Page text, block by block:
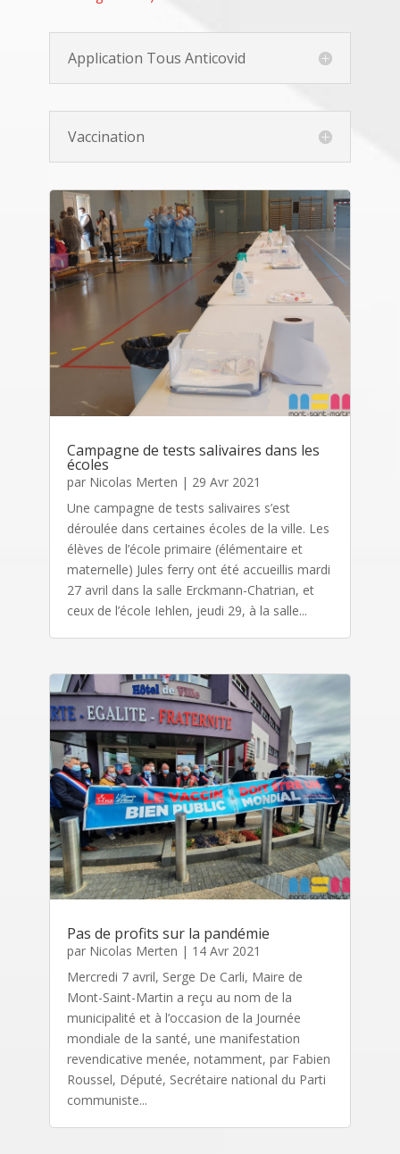
Application Tous Anticovid
Vaccination
Campagne de tests salivaires dans les
écoles
par Nicolas Merten | 29 Avr 2021
Une campagne de tests salivaires s’est
déroulée dans certaines écoles de la ville. Les
élèves de l’école primaire (élémentaire et
maternelle) Jules ferry ont été accueillis mardi
27 avril dans la salle Erckmann-Chatrian, et
ceux de l’école Iehlen, jeudi 29, à la salle...
Pas de profits sur la pandémie
par Nicolas Merten | 14 Avr 2021
Mercredi 7 avril, Serge De Carli, Maire de
Mont-Saint-Martin a reçu au nom de la
municipalité et à l’occasion de la Journée
mondiale de la santé, une manifestation
revendicative menée, notamment, par Fabien
Roussel, Député, Secrétaire national du Parti
communiste...